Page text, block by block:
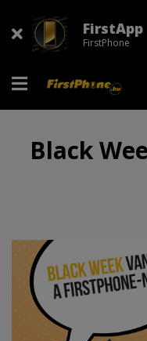
FirstApp
FirstPhone
Black